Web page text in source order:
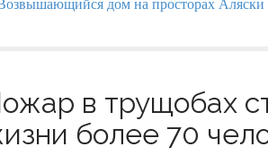
в трущобах
более 70